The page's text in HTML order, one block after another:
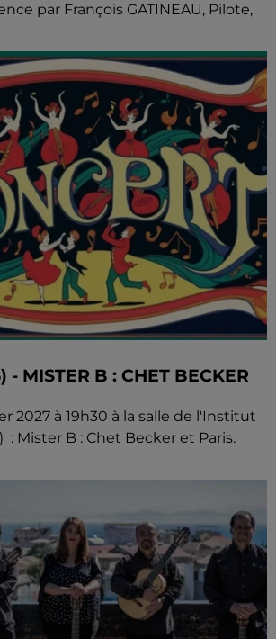
par François GATINEAU, Pilote,
- MISTER B : CHET BECKER
2027 à 19h30 à la salle de l'Institut
: Mister B : Chet Becker et Paris.